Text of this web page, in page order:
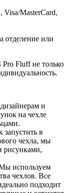
MasterCard,
отделение или
Fluff не только
и
на чехле
в
чехла, мы
рисунками,
используем
чехлов. Все
подходит